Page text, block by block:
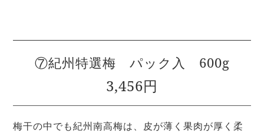
⑦紀州特選梅 パック入 600g
3,456円
梅干の中でも紀州南高梅は、皮が薄く果肉が厚く柔